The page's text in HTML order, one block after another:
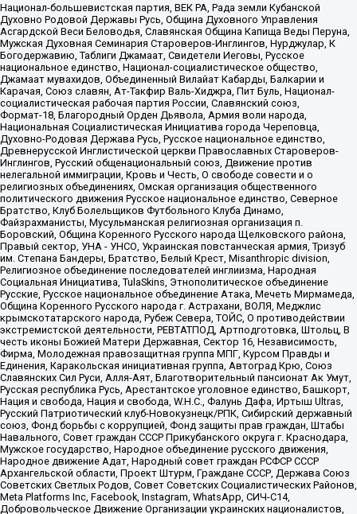
Национал-большевистская партия, ВЕК РА, Рада земли Кубанской
Духовно Родовой Державы Русь, Община Духовного Управления
Асгардской Веси Беловодья, Славянская Община Капища Веды Перуна,
Мужская Духовная Семинария Староверов-Инглингов, Нурджулар, К
Богодержавию, Таблиги Джамаат, Свидетели Иеговы, Русское
национальное единство, Национал-социалистическое общество,
Джамаат мувахидов, Объединенный Вилайат Кабарды, Балкарии и
Карачая, Союз славян, Ат-Такфир Валь-Хиджра, Пит Буль, Национал-
социалистическая рабочая партия России, Славянский союз,
Формат-18, Благородный Орден Дьявола, Армия воли народа,
Национальная Социалистическая Инициатива города Череповца,
Духовно-Родовая Держава Русь, Русское национальное единство,
Древнерусской Инглистической церкви Православных Староверов-
Инглингов, Русский общенациональный союз, Движение против
нелегальной иммиграции, Кровь и Честь, О свободе совести и о
религиозных объединениях, Омская организация общественного
политического движения Русское национальное единство, Северное
Братство, Клуб Болельщиков Футбольного Клуба Динамо,
Файзрахманисты, Мусульманская религиозная организация п.
Боровский, Община Коренного Русского народа Щелковского района,
Правый сектор, УНА - УНСО, Украинская повстанческая армия, Тризуб
им. Степана Бандеры, Братство, Белый Крест, Misanthropic division,
Религиозное объединение последователей инглиизма, Народная
Социальная Инициатива, TulaSkins, Этнополитическое объединение
Русские, Русское национальное объединение Атака, Мечеть Мирмамеда,
Община Коренного Русского народа г. Астрахани, ВОЛЯ, Меджлис
крымскотатарского народа, Рубеж Севера, ТОЙС, О противодействии
экстремистской деятельности, РЕВТАТПОД, Артподготовка, Штольц, В
честь иконы Божией Матери Державная, Сектор 16, Независимость,
Фирма, Молодежная правозащитная группа МПГ, Курсом Правды и
Единения, Каракольская инициативная группа, Автоград Крю, Союз
Славянских Сил Руси, Алля-Аят, Благотворительный пансионат Ак Умут,
Русская республика Русь, Арестантское уголовное единство, Башкорт,
Нация и свобода, Нация и свобода, W.H.С., Фалунь Дафа, Иртыш Ultras,
Русский Патриотический клуб-Новокузнецк/РПК, Сибирский державный
союз, Фонд борьбы с коррупцией, Фонд защиты прав граждан, Штабы
Навального, Совет граждан СССР Прикубанского округа г. Краснодара,
Мужское государство, Народное объединение русского движения,
Народное движение Адат, Народный совет граждан РСФСР СССР
Архангельской области, Проект Штурм, Граждане СССР, Держава Союз
Советских Светлых Родов, Совет Советских Социалистических Районов,
Meta Platforms Inc, Facebook, Instagram, WhatsApp, СИЧ-С14,
Добровольческое Движение Организации украинских националистов,